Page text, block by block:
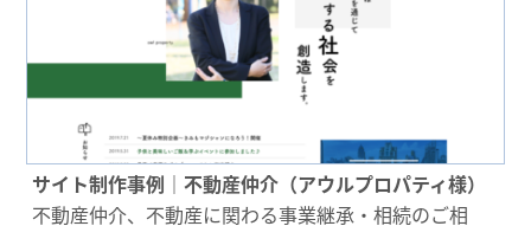
サイト制作事例｜不動産仲介（アウルプロパティ様）
不動産仲介、不動産に関わる事業継承・相続のご相